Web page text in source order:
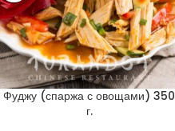
Фуджу (спаржа с овощами) 350
г.